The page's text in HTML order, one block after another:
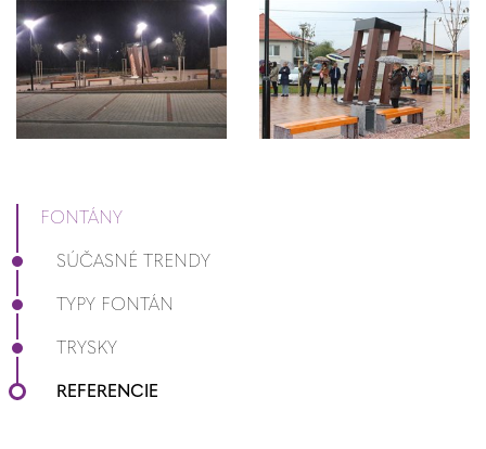
FONTÁNY
SÚČASNÉ TRENDY
TYPY FONTÁN
TRYSKY
REFERENCIE